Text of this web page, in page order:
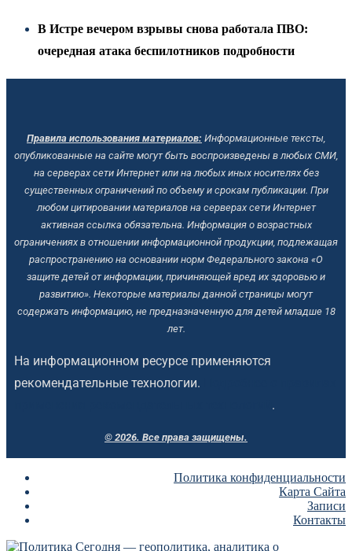
В Истре вечером взрывы снова работала ПВО:
очередная атака беспилотников подробности
Правила использования материалов: Информационные тексты,
опубликованные на сайте могут быть воспроизведены в любых СМИ,
на серверах сети Интернет или на любых иных носителях без
существенных ограничений по объему и срокам публикации. При
любом цитировании материалов на серверах сети Интернет
активная ссылка обязательна. Информация о возрастных
ограничениях в отношении информационной продукции, подлежащая
распространению на основании норм Федерального закона «О
защите детей от информации, причиняющей вред их здоровью и
развитию». Некоторые материалы данной страницы могут
содержать информацию, не предназначенную для детей младше 18
лет.
На информационном ресурсе применяются
рекомендательные технологии.
.
© 2026. Все права защищены.
Политика конфиденциальности
Карта Сайта
Записи
Контакты